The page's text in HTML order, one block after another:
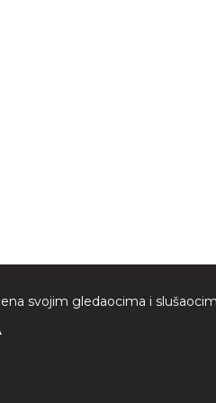
svojim gledaocima i